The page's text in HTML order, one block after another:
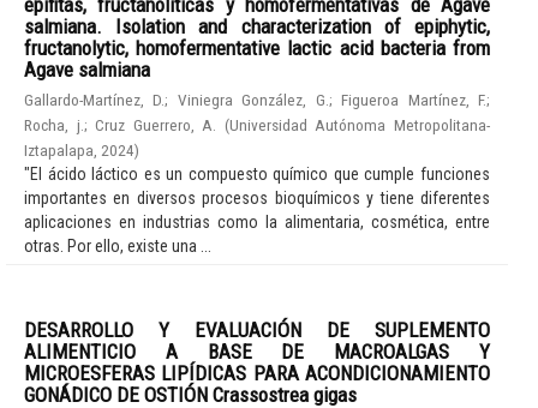
salmiana. Isolation and characterization of epiphytic,
fructanolytic, homofermentative lactic acid bacteria from
Agave salmiana
Gallardo-Martínez, D.; Viniegra González, G. ;Figueroa Martínez, F.;
Rocha, j. ;Cruz Guerrero, A. (Universidad Autónoma Metropolitana-
Iztapalapa 2024)
"El ácido láctico es un compuesto químico que cumple funciones
importantes en diversos procesos bioquímicos y tiene diferentes
aplicaciones en industrias como la alimentaria, cosmética, entre
otras. Por ello, existe una ...
DESARROLLO Y EVALUACIÓN DE SUPLEMENTO
ALIMENTICIO A BASE DE MACROALGAS Y
MICROESFERAS LIPÍDICAS PARA ACONDICIONAMIENTO
GONÁDICO DE OSTIÓN Crassostrea gigas